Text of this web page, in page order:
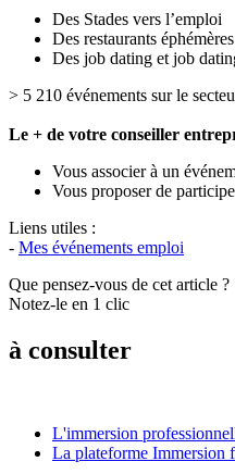
Des Stades vers l’emploi
Des restaurants éphémères
Des job dating et job
> 5 210 événements sur le
Le + de votre conseiller
Vous associer à un
Vous proposer de
Liens utiles :
- Mes événements emploi
Que pensez-vous de cet article ?
Notez-le en 1 clic
à consulter
L'immersion
La plateforme Immersion